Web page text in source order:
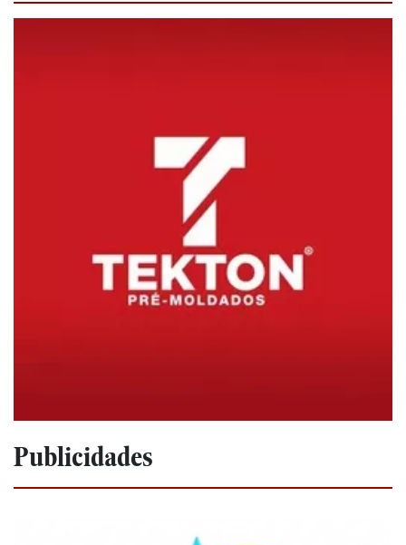
Publicidades